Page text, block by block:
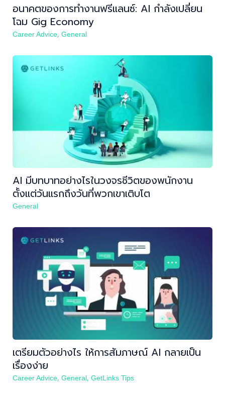
อนาคตของการทำงานฟรีแลนซ์: AI กำลังเปลี่ยน
โฉม Gig Economy
Career Advice, General
AI มีบทบาทอย่างไรในวงจรชีวิตของพนักงาน
ตั้งแต่วันแรกถึงวันที่พวกเขาเติบโต
General
เตรียมตัวอย่างไร ให้การสัมภาษณ์ AI กลายเป็น
เรื่องง่าย
Career Advice, General, GetLinks Tips